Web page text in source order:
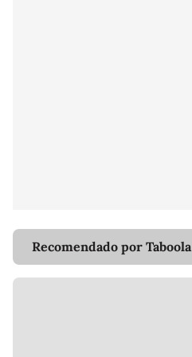
Recomendado por Taboola